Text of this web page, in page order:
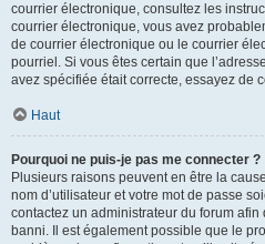
courrier électronique, consultez les
courrier électronique, vous avez
de courrier électronique ou le courrier
pourriel. Si vous êtes certain que
avez spécifiée était correcte, essayez de
Haut
Pourquoi ne puis-je pas me connecter ?
Plusieurs raisons peuvent en être la
nom d’utilisateur et votre mot de passe
contactez un administrateur du forum
banni. Il est également possible que le